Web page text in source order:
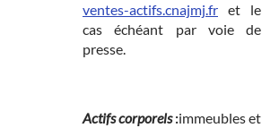
ventes-actifs.cnajmj.fr et le
cas échéant par voie de
presse.
Actifs corporels:immeubles et